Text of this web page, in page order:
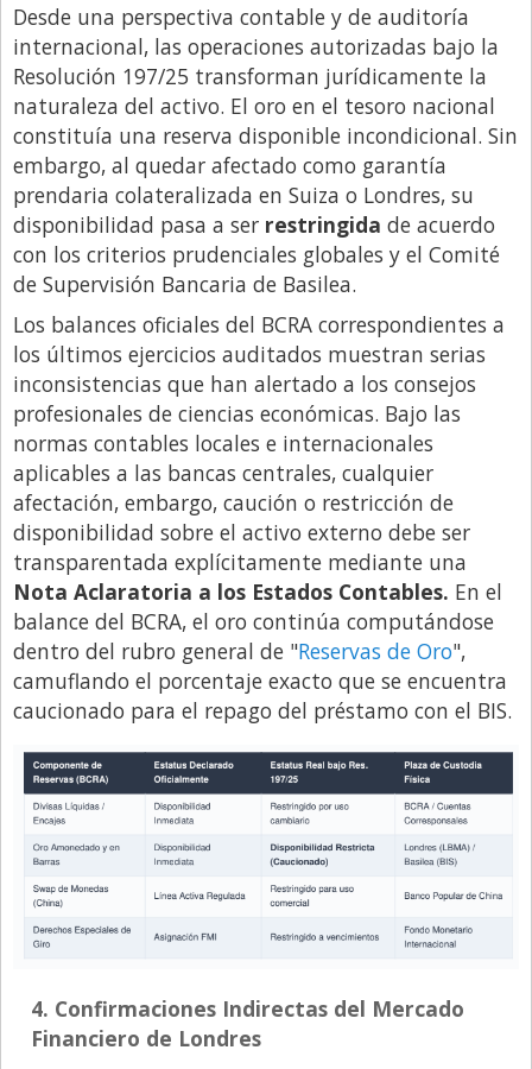
Desde una perspectiva contable y de auditoría
internacional, las operaciones autorizadas bajo la
Resolución 197/25 transforman jurídicamente la
naturaleza del activo. El oro en el tesoro nacional
constituía una reserva disponible incondicional. Sin
embargo, al quedar afectado como garantía
prendaria colateralizada en Suiza o Londres, su
disponibilidad pasa a ser restringida de acuerdo
con los criterios prudenciales globales y el Comité
de Supervisión Bancaria de Basilea.
Los balances oficiales del BCRA correspondientes a
los últimos ejercicios auditados muestran serias
inconsistencias que han alertado a los consejos
profesionales de ciencias económicas. Bajo las
normas contables locales e internacionales
aplicables a las bancas centrales, cualquier
afectación, embargo, caución o restricción de
disponibilidad sobre el activo externo debe ser
transparentada explícitamente mediante una
Nota Aclaratoria a los Estados Contables. En el
balance del BCRA, el oro continúa computándose
dentro del rubro general de "Reservas de Oro",
camuflando el porcentaje exacto que se encuentra
caucionado para el repago del préstamo con el BIS.
4. Confirmaciones Indirectas del Mercado
Financiero de Londres